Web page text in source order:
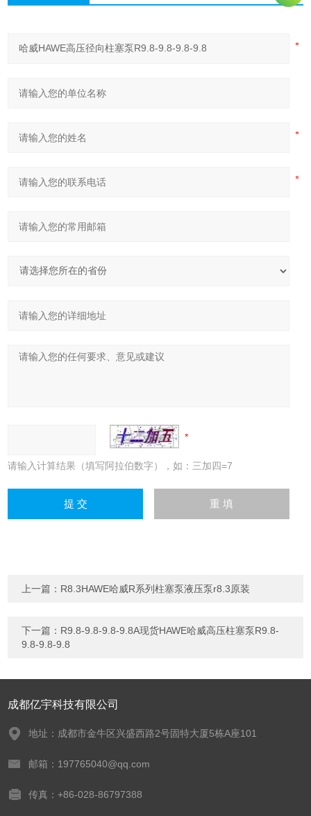
请输入计算结果（填写阿拉伯数字），如：三加四=7
上一篇： R8.3HAWE哈威R系列柱塞泵液压泵r8.3原装
下一篇： R9.8-9.8-9.8-9.8A现货HAWE哈威高压柱塞泵R9.8-
9.8-9.8-9.8
成都亿宇科技有限公司
地址：成都市金牛区兴盛西路2号固特大厦5栋A座101
邮箱：197765040@qq.com
传真：+86-028-86797388